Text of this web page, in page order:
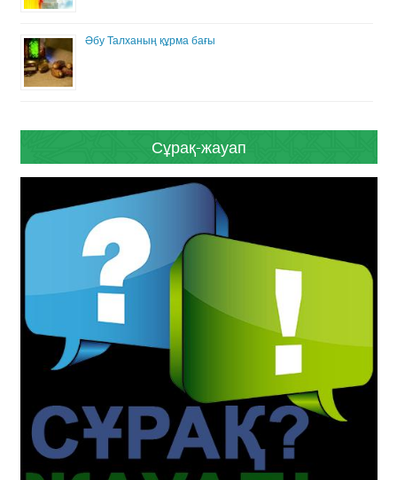
Әбу Талханың құрма бағы
Сұрақ-жауап